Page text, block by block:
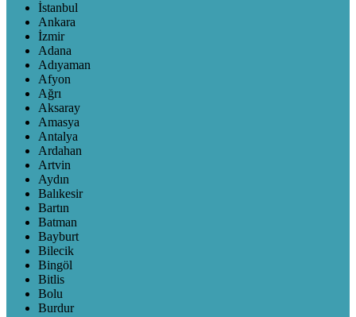
İstanbul
Ankara
İzmir
Adana
Adıyaman
Afyon
Ağrı
Aksaray
Amasya
Antalya
Ardahan
Artvin
Aydın
Balıkesir
Bartın
Batman
Bayburt
Bilecik
Bingöl
Bitlis
Bolu
Burdur